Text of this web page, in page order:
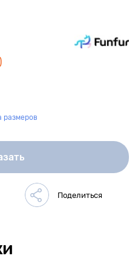
размеров